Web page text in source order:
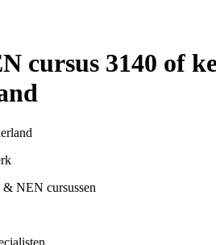
cursus 3140 of
& NEN cursussen